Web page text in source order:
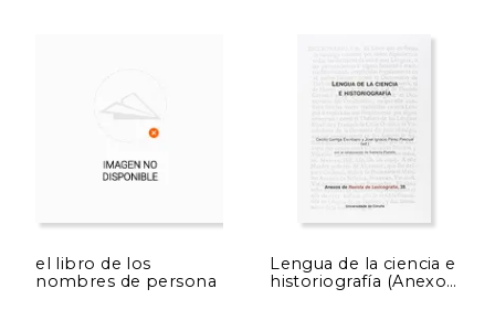
el libro de los
nombres de persona
Lengua de la ciencia e
historiografía (Anexos